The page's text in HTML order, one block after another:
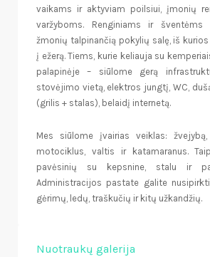
vaikams ir aktyviam poilsiui, įmonių
varžyboms. Renginiams ir
žmonių talpinančią pokylių salę, iš
į ežerą. Tiems, kurie keliauja su
palapinėje – siūlome gerą
stovėjimo vietą, elektros jungtį, WC,
(grilis + stalas), belaidį internetą.
Mes siūlome įvairias veiklas:
motociklus, valtis ir katamaranus.
pavėsinių su kepsnine, stalu ir
Administracijos pastate galite
gėrimų, ledų, traškučių ir kitų užkandžių.
Nuotraukų galerija